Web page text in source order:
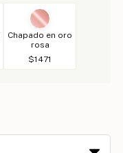
Chapado en oro
rosa
$1471